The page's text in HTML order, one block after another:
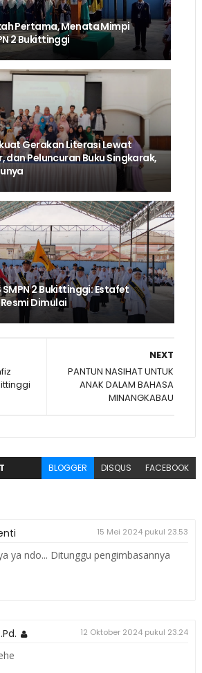
Pertama, Menata Mimpi
2 Bukittinggi
Gerakan Literasi Lewat
dan Peluncuran Buku Singkarak,
SMPN 2 Bukittinggi: Estafet
Dimulai
NEXT
PANTUN NASIHAT UNTUK
ANAK DALAM BAHASA
MINANGKABAU
BLOGGER DISQUS FACEBOOK
15 Mei 2024 pukul 23.53
ya ndo... Ditunggu pengimbasannya
12 Oktober 2024 pukul 23.24